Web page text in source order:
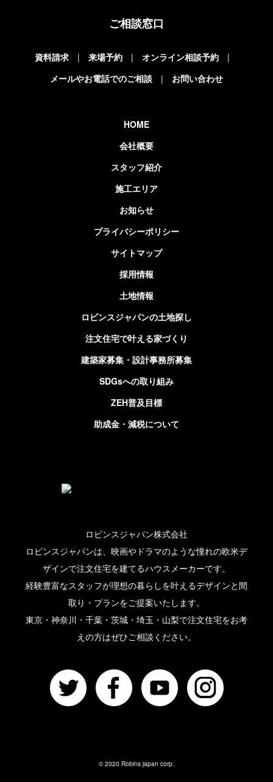
ご相談窓口
資料請求 来場予約
オンライン相談予約
メールやお電話でのご相談
お問い合わせ
HOME
会社概要
スタッフ紹介
施工エリア
お知らせ
プライバシーポリシー
サイトマップ
採用情報
土地情報
ロビンスジャパンの土地探し
注文住宅で叶える家づくり
建築家募集・設計事務所募集
SDGsへの取り組み
ZEH普及目標
助成金・減税について
ロビンスジャパン株式会社
ロビンスジャパンは、映画やドラマのような憧れの欧米デ
ザインで注文住宅を建てるハウスメーカーです。
経験豊富なスタッフが理想の暮らしを叶えるデザインと間
取り・プランをご提案いたします。
東京・神奈川・千葉・茨城・埼玉・山梨で注文住宅をお考
えの方はぜひご相談ください。
© 2020 Robins japan corp.